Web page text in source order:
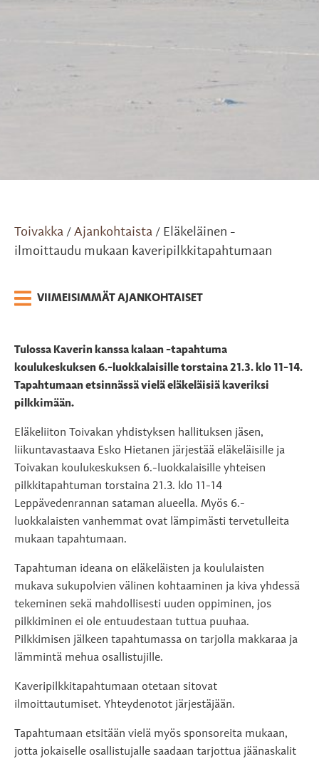
Toivakka / Ajankohtaista / Eläkeläinen -
ilmoittaudu mukaan kaveripilkkitapahtumaan
VIIMEISIMMÄT AJANKOHTAISET
Tulossa Kaverin kanssa kalaan -tapahtuma
koulukeskuksen 6.-luokkalaisille torstaina 21.3. klo 11-14.
Tapahtumaan etsinnässä vielä eläkeläisiä kaveriksi
pilkkimään.
Eläkeliiton Toivakan yhdistyksen hallituksen jäsen,
liikuntavastaava Esko Hietanen järjestää eläkeläisille ja
Toivakan koulukeskuksen 6.-luokkalaisille yhteisen
pilkkitapahtuman torstaina 21.3. klo 11-14
Leppävedenrannan sataman alueella. Myös 6.-
luokkalaisten vanhemmat ovat lämpimästi tervetulleita
mukaan tapahtumaan.
Tapahtuman ideana on eläkeläisten ja koululaisten
mukava sukupolvien välinen kohtaaminen ja kiva yhdessä
tekeminen sekä mahdollisesti uuden oppiminen, jos
pilkkiminen ei ole entuudestaan tuttua puuhaa.
Pilkkimisen jälkeen tapahtumassa on tarjolla makkaraa ja
lämmintä mehua osallistujille.
Kaveripilkkitapahtumaan otetaan sitovat
ilmoittautumiset. Yhteydenotot järjestäjään.
Tapahtumaan etsitään vielä myös sponsoreita mukaan,
jotta jokaiselle osallistujalle saadaan tarjottua jäänaskalit